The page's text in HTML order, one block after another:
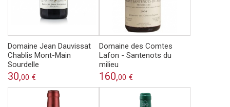
Domaine Jean Dauvissat
Chablis Mont-Main
Sourdelle
30,00 €
Domaine des Comtes
Lafon - Santenots du
milieu
160,00 €